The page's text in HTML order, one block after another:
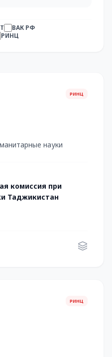
ВАК РФ
РИНЦ
РИНЦ
науки
комиссия при
Таджикистан
РИНЦ